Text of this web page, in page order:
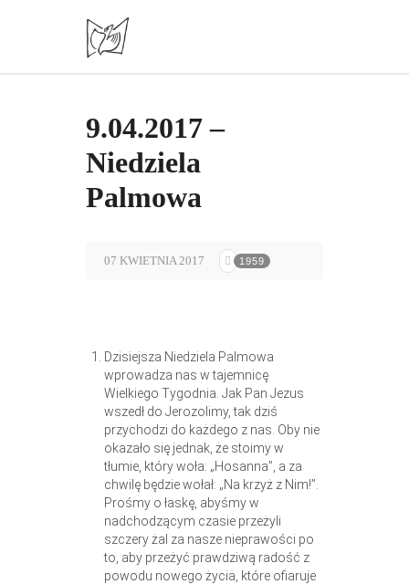
9.04.2017 –
Niedziela
Palmowa
07 KWIETNIA 2017 1959
Dzisiejsza Niedziela Palmowa
wprowadza nas w tajemnicę
Wielkiego Tygodnia. Jak Pan Jezus
wszedł do Jerozolimy, tak dziś
przychodzi do każdego z nas. Oby nie
okazało się jednak, że stoimy w
tłumie, który woła: „Hosanna”, a za
chwilę będzie wołał: „Na krzyż z Nim!”.
Prośmy o łaskę, abyśmy w
nadchodzącym czasie przeżyli
szczery żal za nasze nieprawości po
to, aby przeżyć prawdziwą radość z
powodu nowego życia, które ofiaruje